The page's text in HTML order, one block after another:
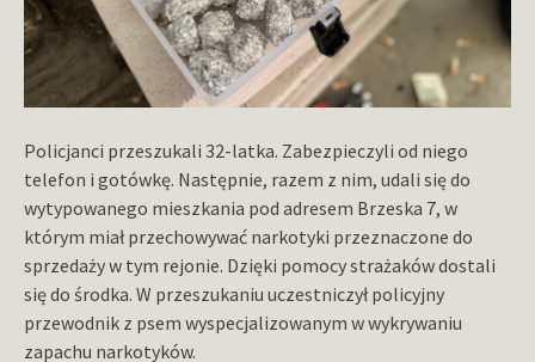
Policjanci przeszukali 32-latka. Zabezpieczyli od niego
telefon i gotówkę. Następnie, razem z nim, udali się do
wytypowanego mieszkania pod adresem Brzeska 7, w
którym miał przechowywać narkotyki przeznaczone do
sprzedaży w tym rejonie. Dzięki pomocy strażaków dostali
się do środka. W przeszukaniu uczestniczył policyjny
przewodnik z psem wyspecjalizowanym w wykrywaniu
zapachu narkotyków.